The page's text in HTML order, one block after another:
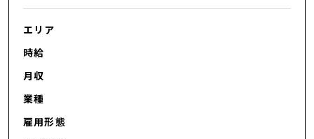
エリア
時給
月収
業種
雇用形態